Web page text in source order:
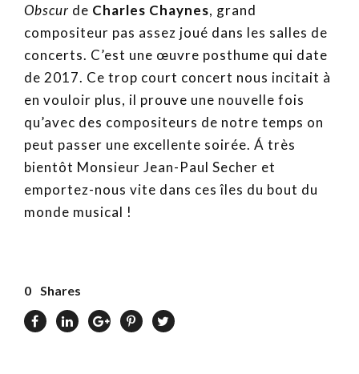
Obscur de Charles Chaynes, grand
compositeur pas assez joué dans les salles de
concerts. C’est une œuvre posthume qui date
de 2017. Ce trop court concert nous incitait à
en vouloir plus, il prouve une nouvelle fois
qu’avec des compositeurs de notre temps on
peut passer une excellente soirée. Á très
bientôt Monsieur Jean-Paul Secher et
emportez-nous vite dans ces îles du bout du
monde musical !
0 Shares